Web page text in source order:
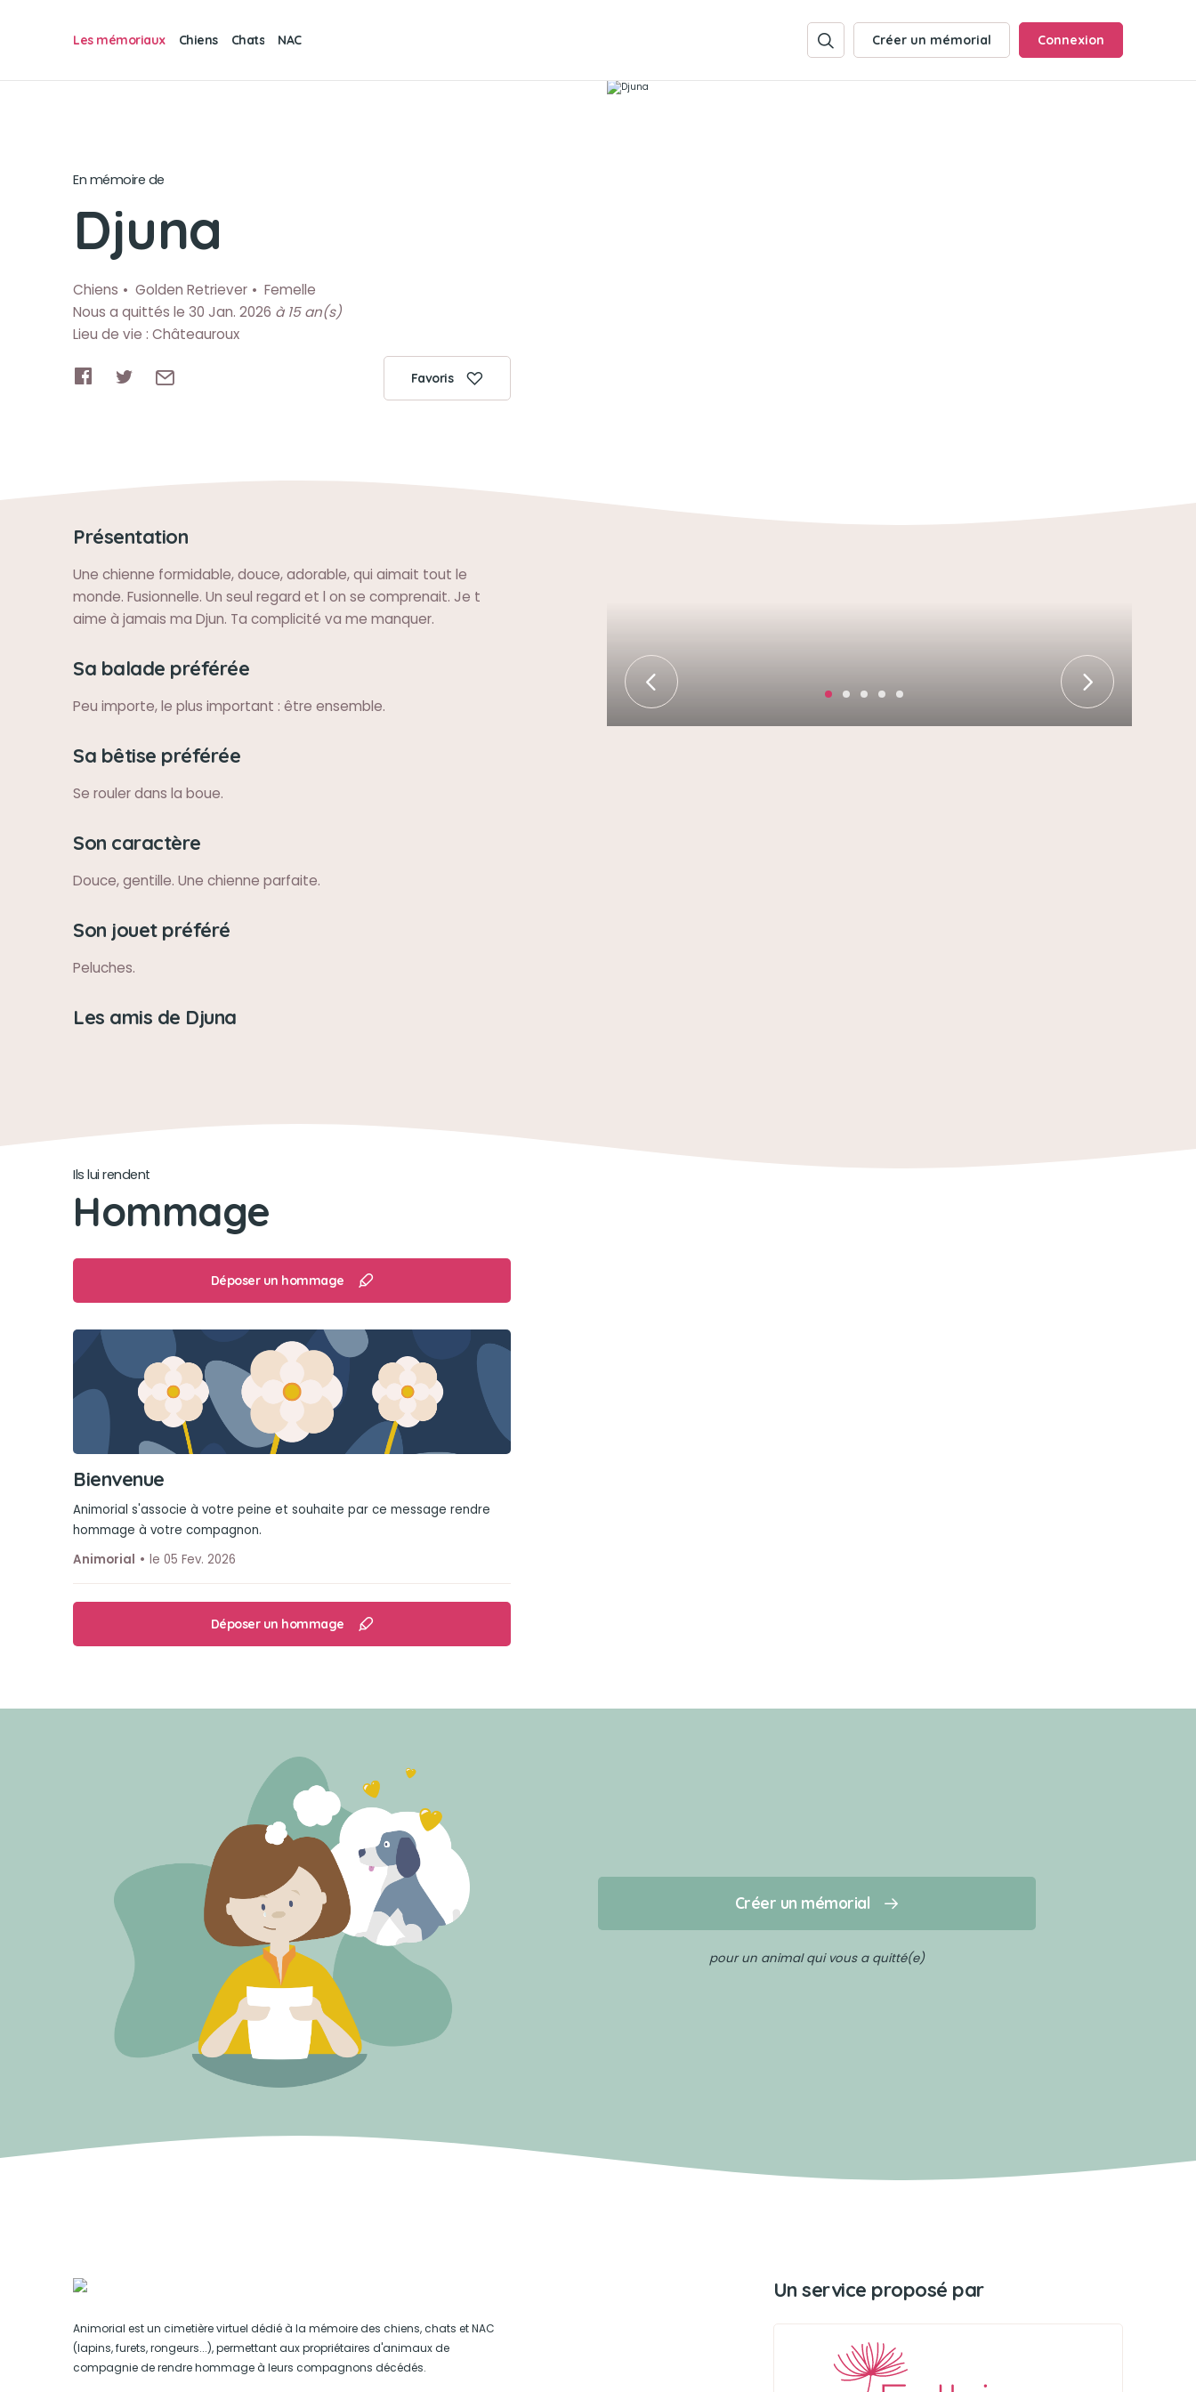
Les mémoriaux Chiens Chats NAC Créer un mémorial Connexion
En mémoire de
Djuna
Chiens Golden Retriever
Femelle
Nous a quittés le 30 Jan. 2026 à 15 an(s)
Lieu de vie : Châteauroux
Favoris
Présentation
Une chienne formidable, douce, adorable, qui aimait tout le
monde. Fusionnelle. Un seul regard et l on se comprenait. Je t
aime à jamais ma Djun. Ta complicité va me manquer.
Sa balade préférée
Peu importe, le plus important : être ensemble.
Sa bêtise préférée
Se rouler dans la boue.
Son caractère
Douce, gentille. Une chienne parfaite.
Son jouet préféré
Peluches.
Les amis de Djuna
Ils lui rendent
Hommage
Déposer un hommage
Bienvenue
Animorial s'associe à votre peine et souhaite par ce message rendre
hommage à votre compagnon.
Animorial
le 05 Fev. 2026
Déposer un hommage
Créer un mémorial
pour un animal qui vous a quitté(e)
Animorial est un cimetière virtuel dédié à la mémoire des chiens, chats et NAC
(lapins, furets, rongeurs...), permettant aux propriétaires d'animaux de
compagnie de rendre hommage à leurs compagnons décédés.
Un service proposé par